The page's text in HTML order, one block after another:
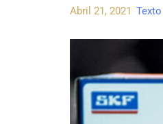
Abril 21, 2021 Texto